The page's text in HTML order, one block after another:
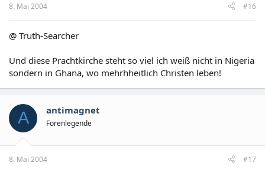
8. Mai 2004 #16
@ Truth-Searcher
Und diese Prachtkirche steht so viel ich weiß nicht in Nigeria
sondern in Ghana, wo mehrhheitlich Christen leben!
A antimagnet
Forenlegende
8. Mai 2004 #17